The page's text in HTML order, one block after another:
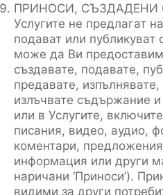
ПРИНОСИ, СЪЗДАДЕНИ
Услугите не предлагат
подават или
може да Ви
създавате, подавате,
предавате,
излъчвате съдържание
или в Услугите,
писания, видео, аудио,
коментари,
информация или други
наричани ‘Приноси’).
видими за други